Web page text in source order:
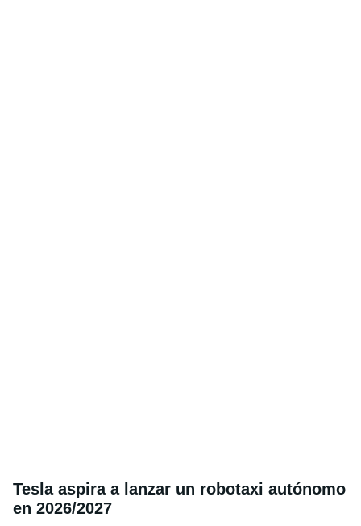
Tesla aspira a lanzar un robotaxi autónomo
en 2026/2027